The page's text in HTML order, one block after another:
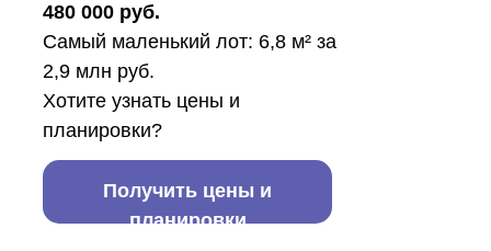
480 000 руб.
Самый маленький лот: 6,8 м² за
2,9 млн руб.
Хотите узнать цены и
планировки?
Получить цены и
планировки